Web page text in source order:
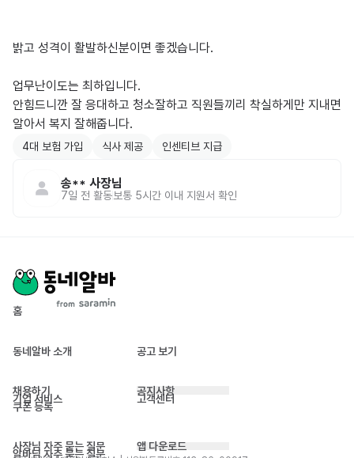
밝고 성격이 활발하신분이면 좋겠습니다.
업무난이도는 최하입니다.
안힘드니깐 잘 응대하고 청소잘하고 직원들끼리 착실하게만 지내면
4대 보험 가입 식사 제공 인센티브 지급
송** 사장님
7일 전 활동 보통 5시간 이내 지원서 확인
홈
동네알바 소개 공고 보기
채용하기
기업 서비스
쿠폰 등록
공지사항
고객센터
사장님 자주 묻는 질문
알바님 자주 묻는 질문
앱 다운로드